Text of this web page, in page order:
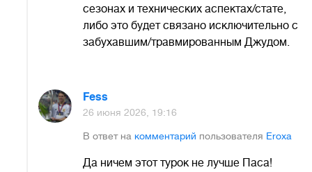
сезонах и технических аспектах/стате,
либо это будет связано исключительно с
забухавшим/травмированным Джудом.
Fess
26 июня 2026, 19:16
В ответ на комментарий пользователя Eroxa
Да ничем этот турок не лучше Паса!